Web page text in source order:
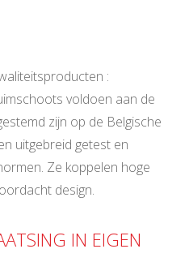
:
voldoen aan de
zijn op de Belgische
uitgebreid getest en
Ze koppelen hoge
design.
IN EIGEN